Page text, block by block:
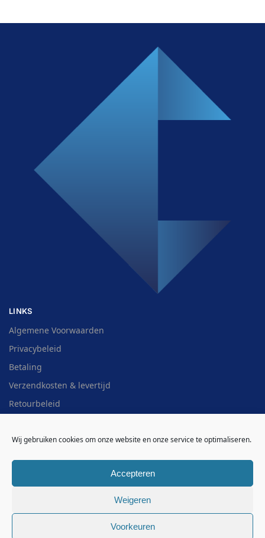
Wij gebruiken cookies om onze website en onze service te optimaliseren.
Accepteren
Weigeren
Voorkeuren
LINKS
Algemene Voorwaarden
Privacybeleid
Betaling
Verzendkosten & levertijd
Retourbeleid
Contact / FAQ
Overzicht
HULP NODIG?
info@goottotaal.store